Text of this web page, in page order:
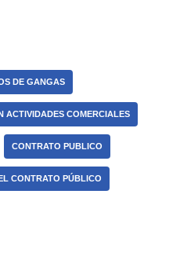
DE GANGAS
ACTIVIDADES COMERCIALES
CONTRATO PUBLICO
CONTRATO PÚBLICO